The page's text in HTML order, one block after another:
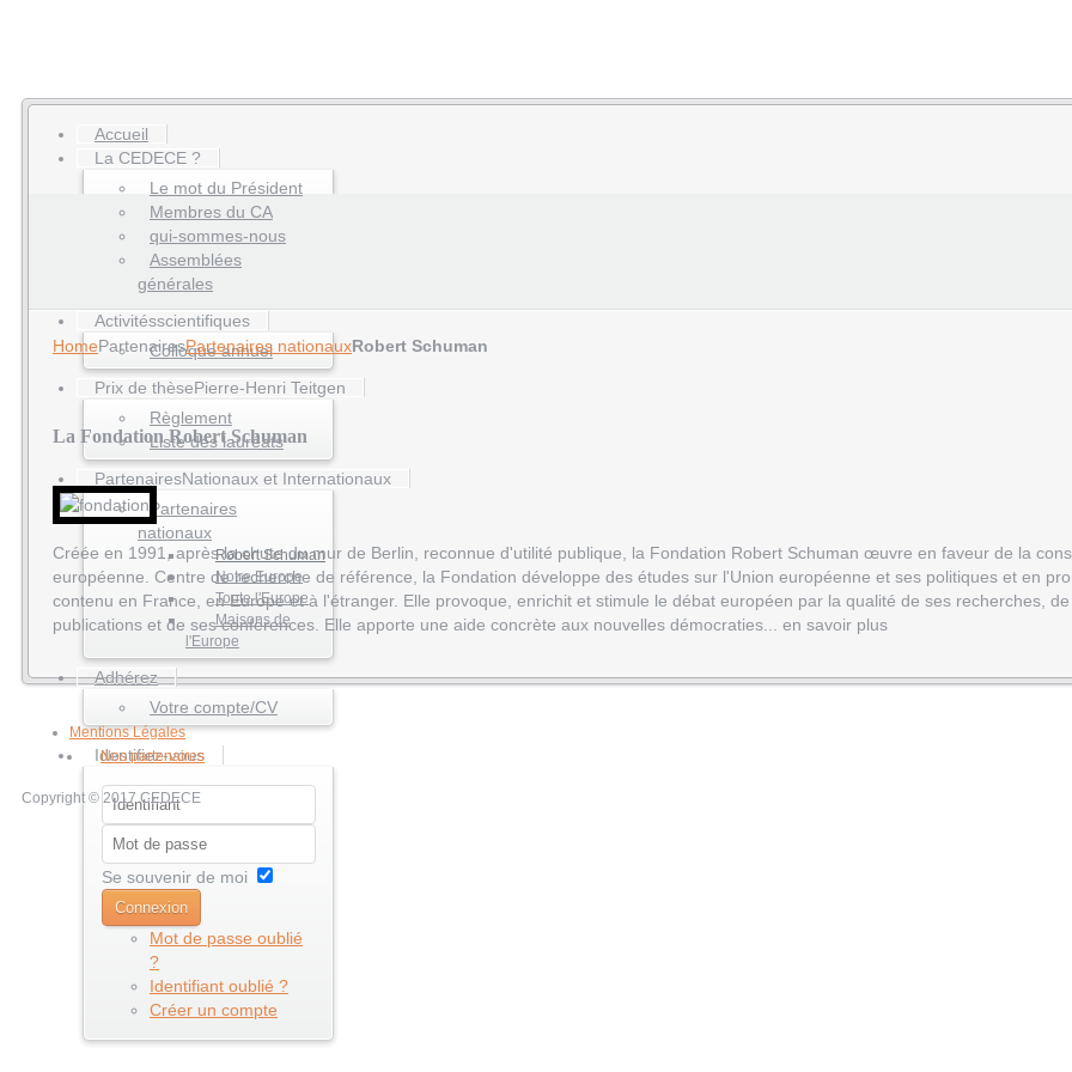
Accueil
La CEDECE ?
Le mot du Président
Membres du CA
qui-sommes-nous
Assemblées
générales
Activitésscientifiques
Colloque annuel
Prix de thèsePierre-Henri Teitgen
Règlement
Liste des lauréats
PartenairesNationaux et Internationaux
Partenaires
nationaux
Robert Schuman
Notre Europe
Toute l'Europe
Maisons de
l'Europe
Adhérez
Votre compte/CV
Identifiez-vous
Se souvenir de moi
Connexion
Mot de passe oublié
?
Identifiant oublié ?
Créer un compte
HomePartenairesPartenaires nationauxRobert Schuman
La Fondation Robert Schuman
Créée en 1991, après la chute du mur de Berlin, reconnue d'utilité publique, la Fondation Robert Schuman œuvre en faveur de la
européenne. Centre de recherche de référence, la Fondation développe des études sur l'Union européenne et ses politiques et en
contenu en France, en Europe et à l'étranger. Elle provoque, enrichit et stimule le débat européen par la qualité de ses recherches,
publications et de ses conférences. Elle apporte une aide concrète aux nouvelles démocraties... en savoir plus
Mentions Légales
Nos partenaires
Copyright © 2017 CEDECE